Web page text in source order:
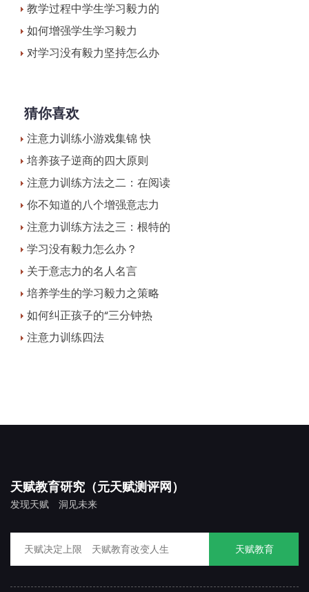
教学过程中学生学习毅力的
如何增强学生学习毅力
对学习没有毅力坚持怎么办
猜你喜欢
注意力训练小游戏集锦 快
培养孩子逆商的四大原则
注意力训练方法之二：在阅读
你不知道的八个增强意志力
注意力训练方法之三：根特的
学习没有毅力怎么办？
关于意志力的名人名言
培养学生的学习毅力之策略
如何纠正孩子的“三分钟热
注意力训练四法
天赋教育研究（元天赋测评网）
发现天赋 洞见未来
天赋教育